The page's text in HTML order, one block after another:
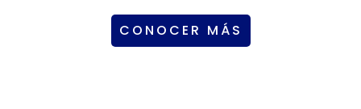
CONOCER MÁS